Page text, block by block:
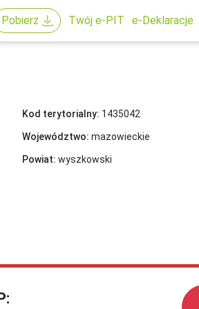
Pobierz Twój e-PIT e-Deklaracje
Kod terytorialny: 1435042
Województwo: mazowieckie
Powiat: wyszkowski